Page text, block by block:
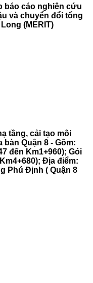
báo cáo nghiên cứu
và chuyển đổi tổng
(MERIT)
tầng, cải tạo môi
Quận 8 - Gồm:
đến Km1+960); Gói
Địa điểm:
Phú Định ( Quận 8